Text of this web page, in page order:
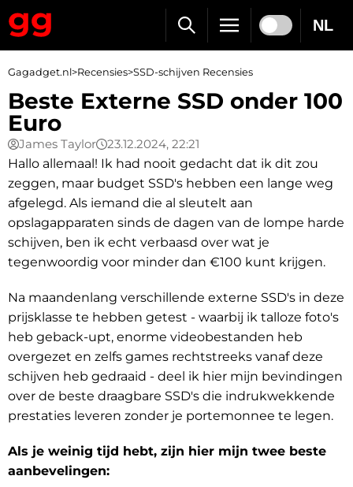
NL
Gagadget.nl>Recensies>SSD-schijven Recensies
Beste Externe SSD onder 100
Euro
James Taylor
23.12.2024, 22:21
Hallo allemaal! Ik had nooit gedacht dat ik dit zou
zeggen, maar budget SSD's hebben een lange weg
afgelegd. Als iemand die al sleutelt aan
opslagapparaten sinds de dagen van de lompe harde
schijven, ben ik echt verbaasd over wat je
tegenwoordig voor minder dan €100 kunt krijgen.
Na maandenlang verschillende externe SSD's in deze
prijsklasse te hebben getest - waarbij ik talloze foto's
heb geback-upt, enorme videobestanden heb
overgezet en zelfs games rechtstreeks vanaf deze
schijven heb gedraaid - deel ik hier mijn bevindingen
over de beste draagbare SSD's die indrukwekkende
prestaties leveren zonder je portemonnee te legen.
Als je weinig tijd hebt, zijn hier mijn twee beste
aanbevelingen: